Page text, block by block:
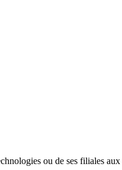
ou de ses filiales